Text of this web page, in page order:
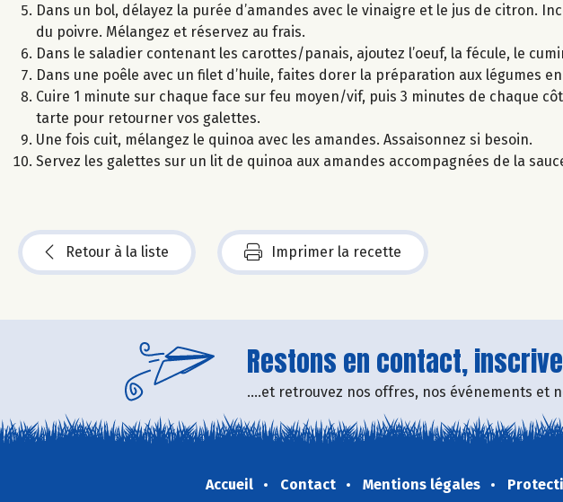
Dans un bol, délayez la purée d’amandes avec le vinaigre et le jus de citron.
du poivre. Mélangez et réservez au frais.
Dans le saladier contenant les carottes/panais, ajoutez l’oeuf, la fécule, le
Dans une poêle avec un filet d’huile, faites dorer la préparation aux légumes
Cuire 1 minute sur chaque face sur feu moyen/vif, puis 3 minutes de chaque
tarte pour retourner vos galettes.
Une fois cuit, mélangez le quinoa avec les amandes. Assaisonnez si besoin.
Servez les galettes sur un lit de quinoa aux amandes accompagnées de la
Retour à la liste Imprimer la recette
Restons en contact,
....et retrouvez nos offres, nos événements et
Accueil Contact Mentions légales